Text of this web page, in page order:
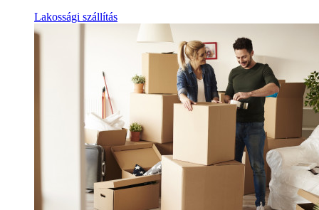
Lakossági szállítás